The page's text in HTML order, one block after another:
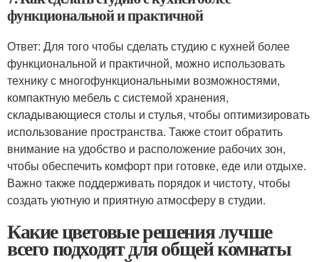
функциональной и практичной
Ответ: Для того чтобы сделать студию с кухней более
функциональной и практичной, можно использовать
технику с многофункциональными возможностями,
компактную мебель с системой хранения,
складывающиеся столы и стулья, чтобы оптимизировать
использование пространства. Также стоит обратить
внимание на удобство и расположение рабочих зон,
чтобы обеспечить комфорт при готовке, еде или отдыхе.
Важно также поддерживать порядок и чистоту, чтобы
создать уютную и приятную атмосферу в студии.
Какие цветовые решения лучше
всего подходят для общей комнаты